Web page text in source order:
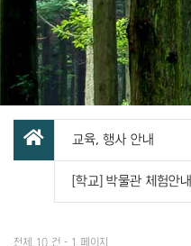
교육, 행사 안내
[학교] 박물관 체험안내
전체 10 건 - 1 페이지